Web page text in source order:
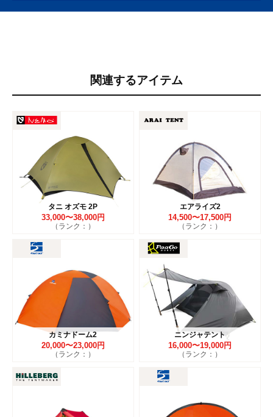
関連するアイテム
タニ オズモ 2P
33,000〜38,000円
（ランク：）
エアライズ2
14,500〜17,500円
（ランク：）
カミナドーム2
20,000〜23,000円
（ランク：）
ニンジャテント
16,000〜19,000円
（ランク：）